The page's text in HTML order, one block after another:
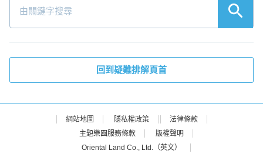
回到疑難排解頁首
網站地圖 隱私權政策
法律條款
主題樂園服務條款
版權聲明
Oriental Land Co., Ltd.（英文）